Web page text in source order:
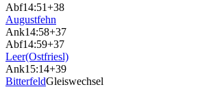
Abf14:51+38
Augustfehn
Ank14:58+37
Abf14:59+37
Leer(Ostfriesl)
Ank15:14+39
BitterfeldGleiswechsel